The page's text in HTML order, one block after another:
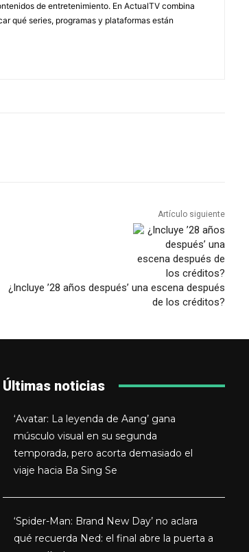
de entretenimiento. En ActualTV combina
qué series, programas y plataformas están
Artículo siguiente
¿Incluye ’28 años después’ una escena después
de los créditos?
Últimas noticias
‘Avatar: La leyenda de Aang’ gana
músculo visual en su segunda
temporada, pero acorta demasiado el
viaje hacia Ba Sing Se
‘Spider-Man: Brand New Day’ no aclara
qué recuerda Ned: el final abre la puerta a